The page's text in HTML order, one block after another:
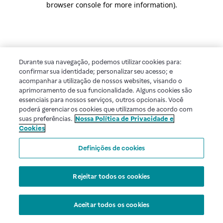
browser console for more information).
Durante sua navegação, podemos utilizar cookies para:
confirmar sua identidade; personalizar seu acesso; e
acompanhar a utilização de nossos websites, visando o
aprimoramento de sua funcionalidade. Alguns cookies são
essenciais para nossos serviços, outros opcionais. Você
poderá gerenciar os cookies que utilizamos de acordo com
suas preferências. Nossa Política de Privacidade e
Cookies
Definições de cookies
Rejeitar todos os cookies
Aceitar todos os cookies